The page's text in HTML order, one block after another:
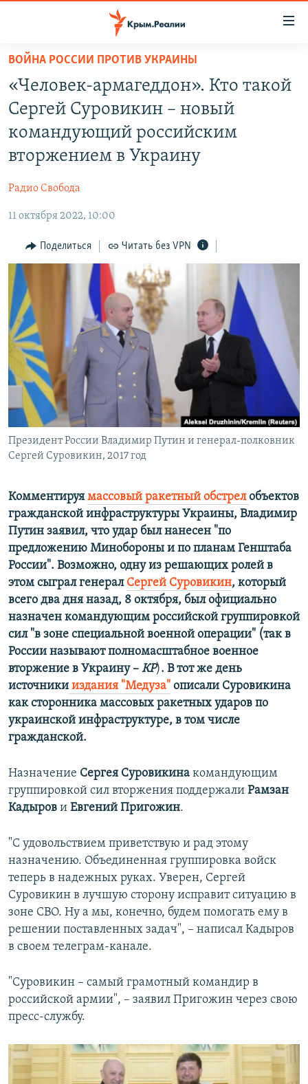
Вернуться
основному
содержанию
Вернутся
главной
Вернутся
КАРТА ВОЕННЫХ ОБЪЕКТОВ КРЫМА
ВОДА
ИНФОГРАФИКА
ТЕЛЕПРОЕКТ КРЫМ.РЕАЛИИ
СОВЕТЫ ПРАВОЗАЩИТНИКОВ
ПРОПАВШИЕ БЕЗ ВЕСТИ
ПОБЕДИТЕЛЕЙ НЕ СУДЯТ?
КРЫМ.НЕПОКОРЕННЫЙ
ELIFBE
УКРАИНСКАЯ ПРОБЛЕМА КРЫМА
РАДІО СВОБОДА
КАК ОБОЙТИ БЛОКИРОВКУ
Qırımtatar
ПРИСОЕДИНЯЙТЕСЬ!
Все сайты RFE/RL
ВОЙНА РОССИИ ПРОТИВ УКРАИНЫ
«Человек-армагеддон». Кто такой
Сергей Суровикин – новый
командующий российским
вторжением в Украину
Радио Свобода
11 октября 2022, 10:00
Поделиться Читать без VPN
Президент России Владимир Путин и генерал-полковник
Сергей Суровикин, 2017 год
Комментируя массовый ракетный обстрелобъектов
гражданской инфраструктуры Украины, Владимир
Путин заявил, что удар был нанесен "по
предложению Минобороны и по планам Генштаба
России". Возможно, одну из решающих ролей в
этом сыграл генерал Сергей Суровикин, который
всего два дня назад, 8 октября, был официально
назначен командующим российской группировкой
сил "в зоне специальной военной операции" (так в
России называют полномасштабное военное
вторжение в Украину – КР). В тот же день
источники издания "Медуза" описали Суровикина
как сторонника массовых ракетных ударов по
украинской инфраструктуре, в том числе
гражданской.
Назначение Сергея Суровикина командующим
группировкой сил вторжения поддержали Рамзан
Кадыров и Евгений Пригожин.
"С удовольствием приветствую и рад этому
назначению. Объединенная группировка войск
теперь в надежных руках. Уверен, Сергей
Суровикин в лучшую сторону исправит ситуацию в
зоне СВО. Ну а мы, конечно, будем помогать ему в
решении поставленных задач", –​ написал Кадыров
в своем телеграм-канале.
"Суровикин – самый грамотный командир в
российской армии", ​–​ заявил Пригожин через свою
пресс-службу.